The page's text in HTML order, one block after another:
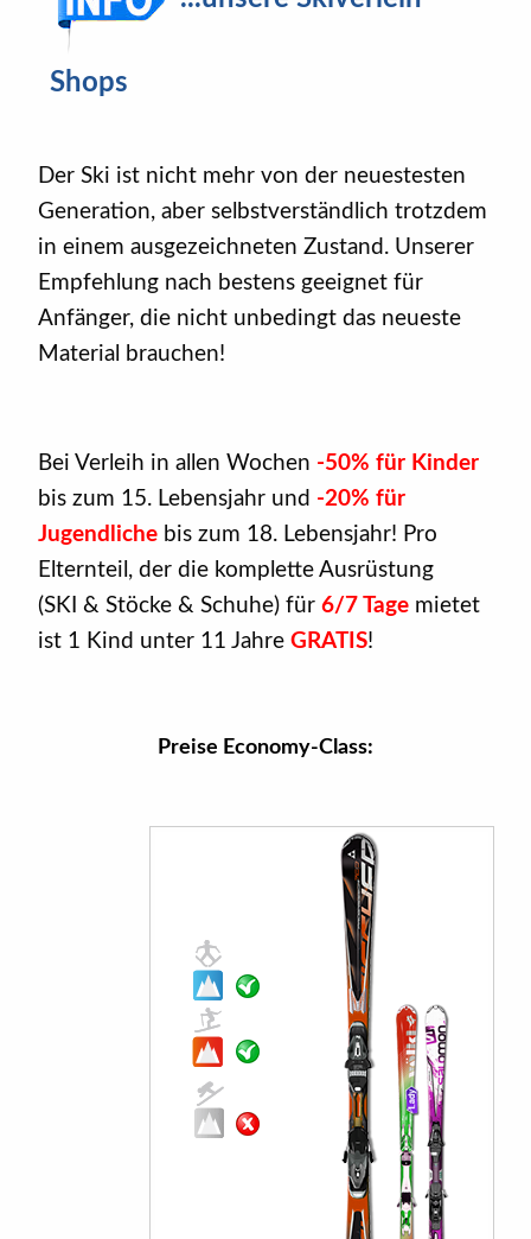
Shops
Der Ski ist nicht mehr von der neuestesten
Generation, aber selbstverständlich trotzdem
in einem ausgezeichneten Zustand. Unserer
Empfehlung nach bestens geeignet für
Anfänger, die nicht unbedingt das neueste
Material brauchen!
Bei Verleih in allen Wochen -50% für Kinder
bis zum 15. Lebensjahr und -20% für
Jugendliche bis zum 18. Lebensjahr! Pro
Elternteil, der die komplette Ausrüstung
(SKI & Stöcke & Schuhe) für6/7 Tage mietet
ist 1 Kind unter 11 JahreGRATIS!
Preise Economy-Class: